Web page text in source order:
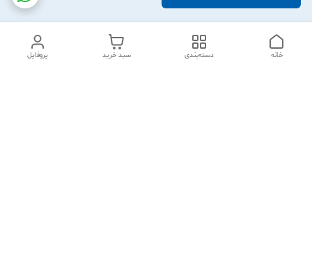
پروفایل سبد خرید دسته‌بندی خانه